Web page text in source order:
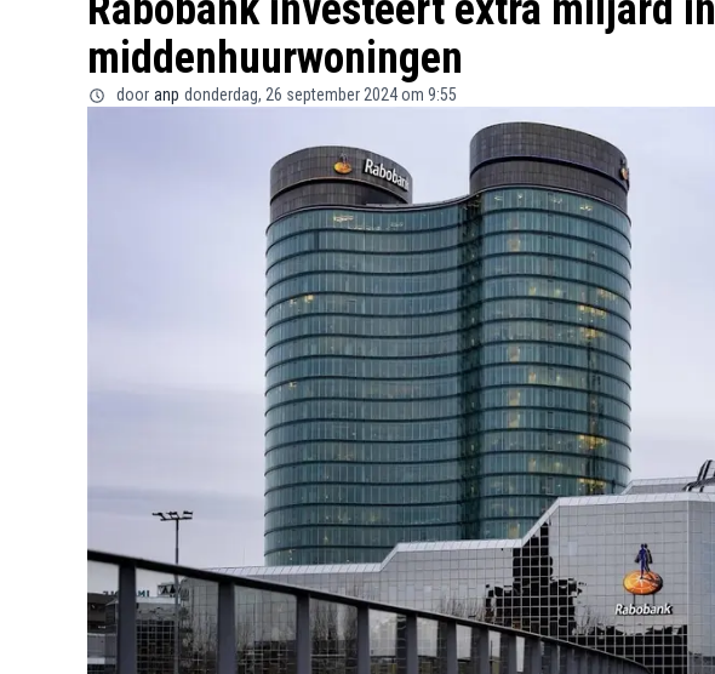
Rabobank investeert extra miljard in
middenhuurwoningen
door anp donderdag, 26 september 2024 om 9:55